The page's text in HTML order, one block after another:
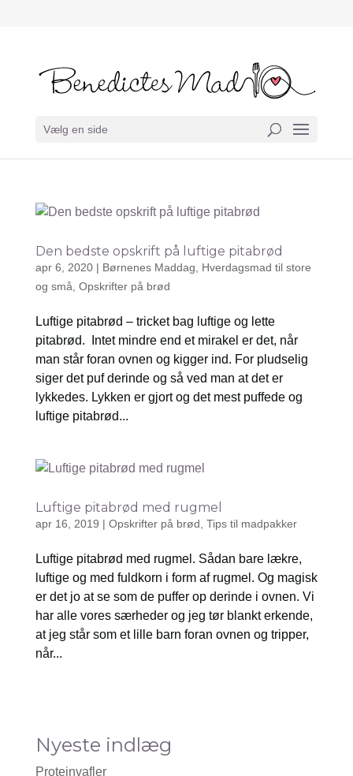
Vælg en side
Den bedste opskrift på luftige pitabrød
apr 6, 2020| Børnenes Maddag
Hverdagsmad til store
og små Opskrifter på brød
Luftige pitabrød – tricket bag luftige og lette
pitabrød. Intet mindre end et mirakel er det, når
man står foran ovnen og kigger ind. For pludselig
siger det puf derinde og så ved man at det er
lykkedes. Lykken er gjort og det mest puffede og
luftige pitabrød...
Luftige pitabrød med rugmel
apr 16, 2019 | Opskrifter på brød Tips til madpakker
Luftige pitabrød med rugmel. Sådan bare lækre,
luftige og med fuldkorn i form af rugmel. Og magisk
er det jo at se som de puffer op derinde i ovnen. Vi
har alle vores særheder og jeg tør blankt erkende,
at jeg står som et lille barn foran ovnen og tripper,
når...
Nyeste indlæg
Proteinvafler